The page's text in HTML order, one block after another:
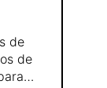
de
de